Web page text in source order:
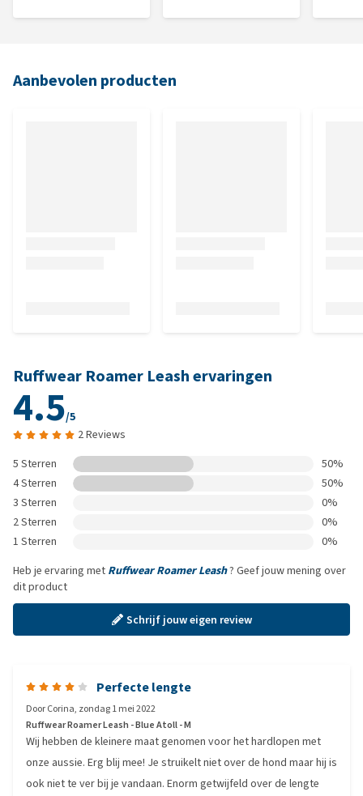
Aanbevolen producten
Ruffwear Roamer Leash ervaringen
4.5/5
2 Reviews
5 Sterren
50%
4 Sterren
50%
3 Sterren
0%
2 Sterren
0%
1 Sterren
0%
Heb je ervaring met Ruffwear Roamer Leash? Geef jouw mening over
dit product
Schrijf jouw eigen review
Perfecte lengte
DoorCorina, zondag 1 mei 2022
Ruffwear Roamer Leash - Blue Atoll - M
Wij hebben de kleinere maat genomen voor het hardlopen met
onze aussie. Erg blij mee! Je struikelt niet over de hond maar hij is
ook niet te ver bij je vandaan. Enorm getwijfeld over de lengte